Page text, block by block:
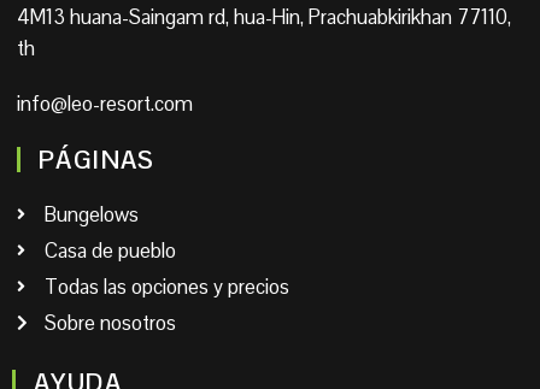
4M13 huana-Saingam rd, hua-Hin, Prachuabkirikhan 77110,
th
info@leo-resort.com
PÁGINAS
Bungelows
Casa de pueblo
Todas las opciones y precios
Sobre nosotros
AYUDA